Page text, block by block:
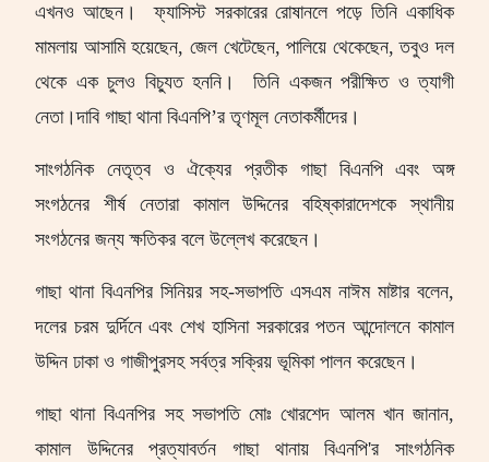
এখনও আছেন।
ফ্যাসিস্ট সরকারের রোষানলে পড়ে তিনি একাধিক
মামলায় আসামি হয়েছেন, জেল খেটেছেন,পালিয়ে থেকেছেন,তবুও দল
থেকে এক চুলও বিচ্যুত হননি।
তিনি একজন পরীক্ষিত ও ত্যাগী
নেতা।দাবি গাছা থানা বিএনপি’রতৃণমূল নেতাকর্মীদের।
সাংগঠনিক নেতৃত্ব ও ঐক্যের প্রতীক গাছা বিএনপি এবং অঙ্গ
সংগঠনের শীর্ষ নেতারা কামাল উদ্দিনের বহিষ্কারাদেশকে স্থানীয়
সংগঠনের জন্য ক্ষতিকর বলে উল্লেখ করেছেন।
গাছা থানা বিএনপির সিনিয়র সহ-সভাপতি এসএম নাঈম মাষ্টার বলেন,
দলের চরম দুর্দিনে এবং শেখ হাসিনা সরকারের পতন আন্দোলনে কামাল
উদ্দিন ঢাকা ও গাজীপুরসহ সর্বত্র সক্রিয় ভূমিকা পালন করেছেন।
গাছা থানা বিএনপির সহ সভাপতি মোঃ খোরশেদ আলম খান জানান,
কামাল উদ্দিনের প্রত্যাবর্তন গাছা থানায় বিএনপি'র সাংগঠনিক